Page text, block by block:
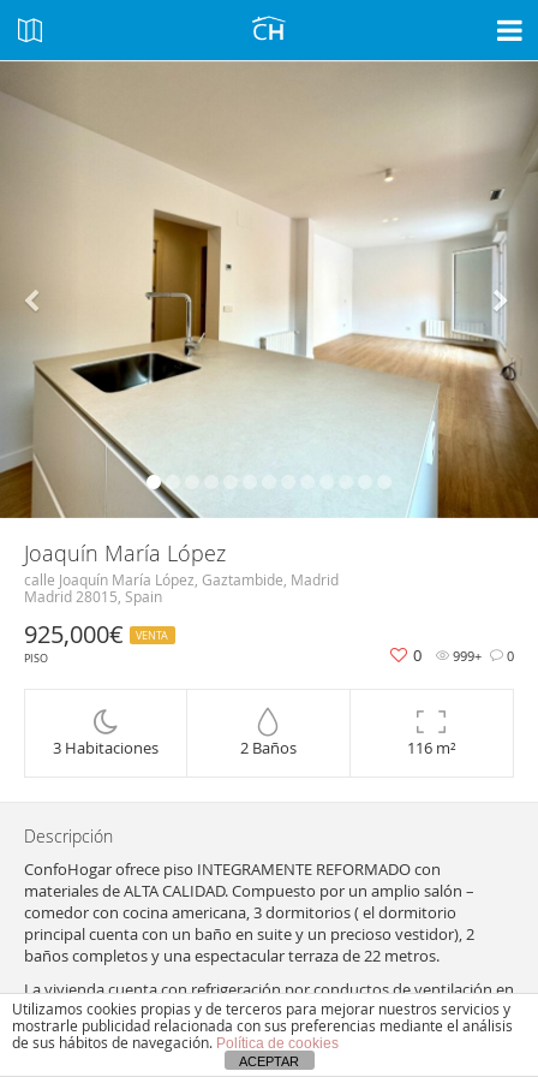
Joaquín María López
calle Joaquín María López, Gaztambide, Madrid
Madrid 28015, Spain
925,000€
VENTA
PISO
999+ 0
0
3 Habitaciones 2 Baños 116 m²
Descripción
ConfoHogar ofrece piso INTEGRAMENTE REFORMADO con
materiales de ALTA CALIDAD. Compuesto por un amplio salón –
comedor con cocina americana, 3 dormitorios ( el dormitorio
principal cuenta con un baño en suite y un precioso vestidor), 2
baños completos y una espectacular terraza de 22 metros.
La vivienda cuenta con refrigeración por conductos de ventilación en
todas las estancias y calefacción centralizada.
Finca con acceso para movilidad reducida, dos ascensores y
Utilizamos cookies propias y de terceros para mejorar nuestros servicios y
mostrarle publicidad relacionada con sus preferencias mediante el análisis
de sus hábitos de navegación. Política de cookies
ACEPTAR